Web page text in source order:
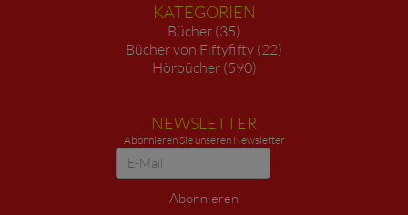
KATEGORIEN
Bücher (35)
Bücher von Fiftyfifty (22)
Hörbücher (590)
NEWSLETTER
Abonnieren Sie unseren Newsletter
Newsletter
Abonnieren